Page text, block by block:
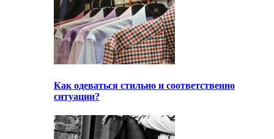
Как одеваться стильно и соответственно
ситуации?